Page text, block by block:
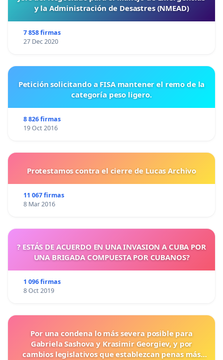
y la Administración de Desastres (NMEAD)
7 858 firmas
27 Dec 2020
Petición solicitando a FISA mantener el remo de la
categoría peso ligero.
8 826 firmas
19 Oct 2016
Protestamos contra el cierre de Lucas Archivo
11 067 firmas
8 Mar 2016
? ESTÁS DE ACUERDO EN UNA INVASION A CUBA POR
UNA BRIGADA COMPUESTA POR CUBANOS?
1 096 firmas
8 Oct 2019
Por una condena lo más severa posible para
Gabriela Sashova y Krasimir Georgiev, y por
cambios legislativos que establezcan penas más